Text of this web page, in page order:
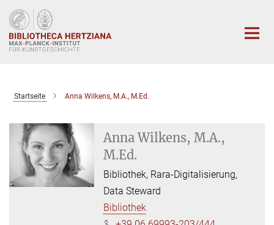
Hauptinhalt
Startseite Anna Wilkens, M.A., M.Ed.
Anna Wilkens, M.A.,
M.Ed.
Bibliothek, Rara-Digitalisierung,
Data Steward
Bibliothek